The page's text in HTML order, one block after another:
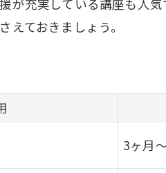
が充実している講座も人
ておきましょう。
3ヶ月